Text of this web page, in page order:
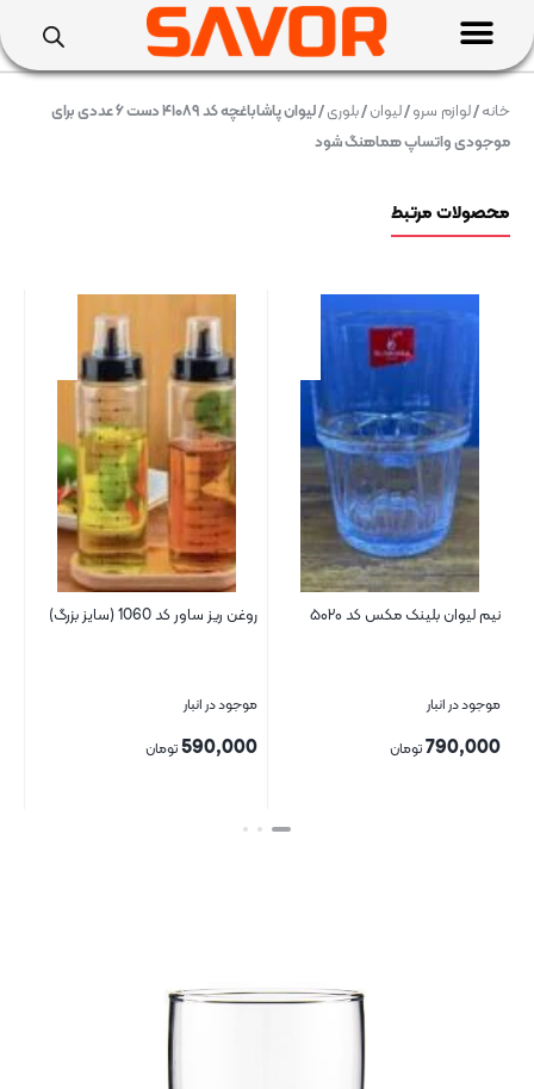
خانه/لوازم سرو/لیوان/بلوری
/ لیوان پاشاباغچه کد ۴۱۰۸۹ دست ۶ عددی برای
موجودی واتساپ هماهنگ شود
محصولات مرتبط
ریز ساور کد 1060 (سایز بزرگ)
در انبار
تومان
نیم لیوان پاشا باغچه کد ۴۱۲۸۰
موجود در انبار
790,000تومان
بستن
لیوان